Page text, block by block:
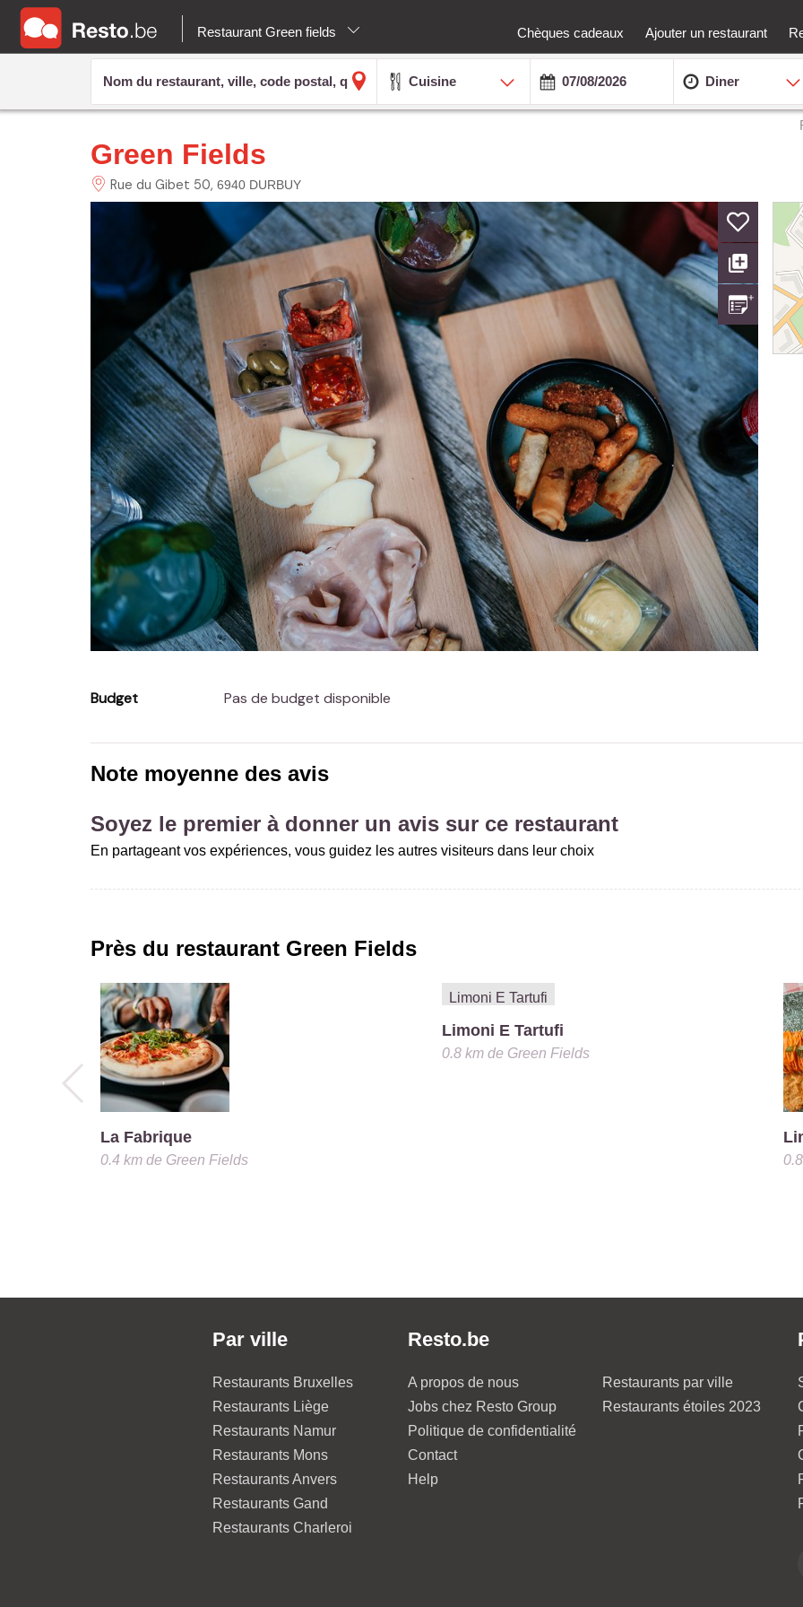
Restaurant Green fields Chèques cadeaux Ajouter un restaurant
Cuisine Diner
Green Fields
Rue du Gibet 50 6940 DURBUY
Budget Pas de budget disponible
Note moyenne des avis
Soyez le premier à donner un avis sur ce restaurant
En partageant vos expériences, vous guidez les autres visiteurs dans leur choix
Près du restaurant Green Fields
La Fabrique
0.4 kmde Green Fields
Limoni E Tartufi
0.8 kmde Green Fields
Par ville
Restaurants Bruxelles
Restaurants Liège
Restaurants Namur
Restaurants Mons
Restaurants Anvers
Restaurants Gand
Restaurants Charleroi
Resto.be
A propos de nous
Jobs chez Resto Group
Politique de confidentialité
Contact
Help
Restaurants par ville
Restaurants étoiles 2023